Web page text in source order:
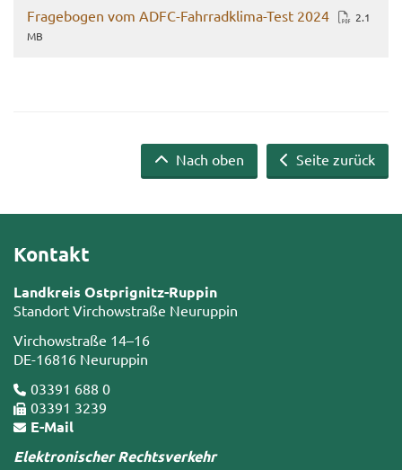
Fra­ge­bo­gen vom ADFC-​Fahrradklima-Test 2024
2.1
MB
Seite zurück
Nach oben
Kontakt
Landkreis Ostprignitz-Ruppin
Standort Virchowstraße Neuruppin
Virchowstraße 14–16
DE-16816 Neuruppin
03391 688 0
03391 3239
E-Mail
Elektronischer Rechtsverkehr